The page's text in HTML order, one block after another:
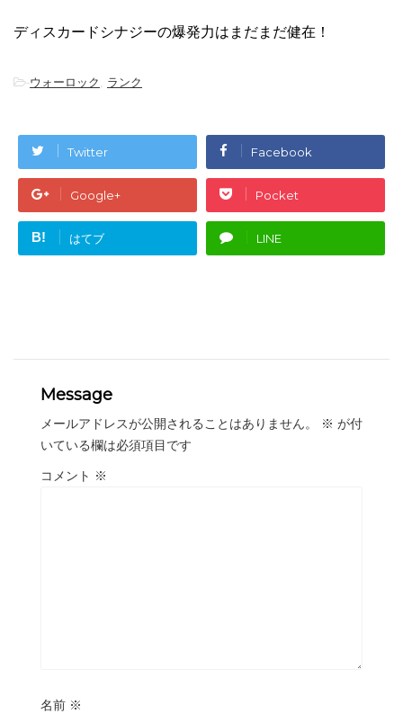
ディスカードシナジーの爆発力はまだまだ健在！
-ウォーロック , ランク
Twitter Facebook
Google+ Pocket
B! はてブ LINE
Message
メールアドレスが公開されることはありません。 ※ が付
いている欄は必須項目です
コメント ※
名前 ※